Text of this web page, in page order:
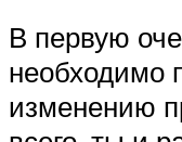
В первую
необходимо
изменению